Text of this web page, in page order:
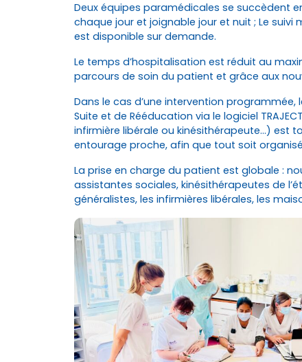
Deux équipes paramédicales se succèdent
chaque jour et joignable jour et nuit ; Le
est disponible sur demande.
Le temps d’hospitalisation est réduit au
parcours de soin du patient et grâce aux
Dans le cas d’une intervention
Suite et de Rééducation via le logiciel
infirmière libérale ou kinésithérapeute…) est
entourage proche, afin que tout soit
La prise en charge du patient est globale :
assistantes sociales, kinésithérapeutes de
généralistes, les infirmières libérales, les